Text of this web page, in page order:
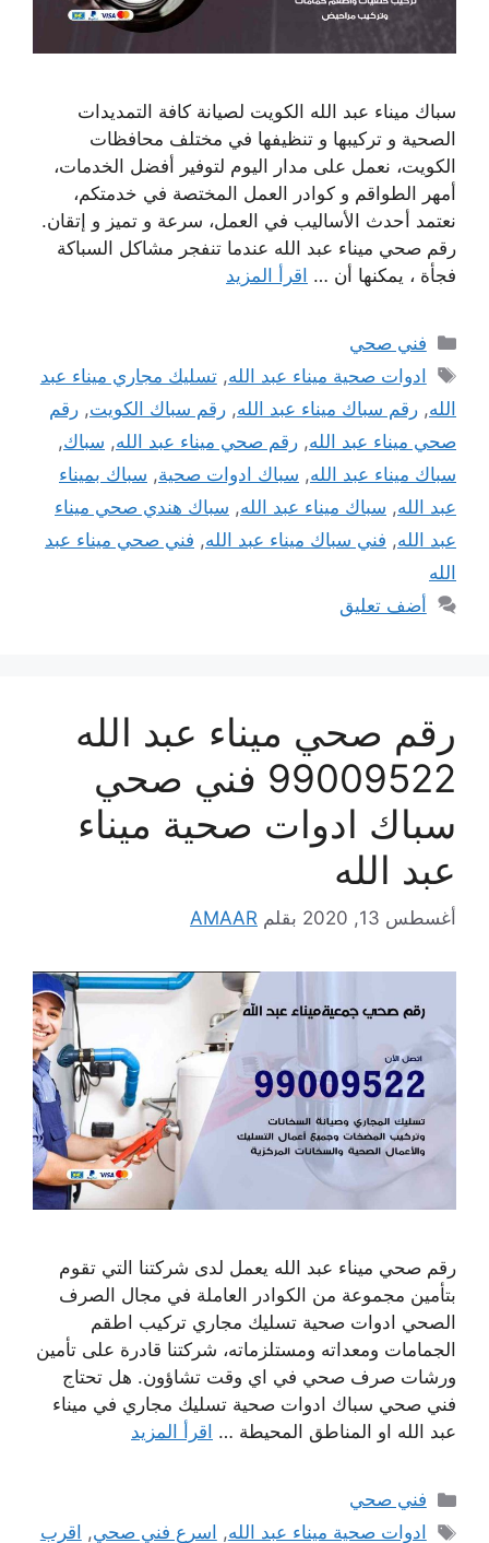
سباك ميناء عبد الله الكويت لصيانة كافة التمديدات
الصحية و تركيبها و تنظيفها في مختلف محافظات
الكويت، نعمل على مدار اليوم لتوفير أفضل الخدمات،
أمهر الطواقم و كوادر العمل المختصة في خدمتكم،
نعتمد أحدث الأساليب في العمل، سرعة و تميز و إتقان.
رقم صحي ميناء عبد الله عندما تنفجر مشاكل السباكة
فجأة ، يمكنها أن … اقرأ المزيد
التصنيفات
فني صحي
الوسوم
ادوات صحية ميناء عبد الله,تسليك مجاري ميناء عبد
الله, رقم سباك ميناء عبد الله, رقم سباك الكويت, رقم
صحي ميناء عبد الله, رقم صحي ميناء عبد الله, سباك,
سباك ميناء عبد الله, سباك ادوات صحية, سباك بميناء
عبد الله, سباك ميناء عبد الله, سباك هندي صحي ميناء
عبد الله, فني سباك ميناء عبد الله, فني صحي ميناء عبد
الله
أضف تعليق
رقم صحي ميناء عبد الله
99009522 فني صحي
سباك ادوات صحية ميناء
عبد الله
أغسطس 13, 2020 بقلم AMAAR
رقم صحي ميناء عبد الله يعمل لدى شركتنا التي تقوم
بتأمين مجموعة من الكوادر العاملة في مجال الصرف
الصحي ادوات صحية تسليك مجاري تركيب اطقم
الجمامات ومعداته ومستلزماته، شركتنا قادرة على تأمين
ورشات صرف صحي في اي وقت تشاؤون. هل تحتاج
فني صحي سباك ادوات صحية تسليك مجاري في ميناء
عبد الله او المناطق المحيطة … اقرأ المزيد
التصنيفات
فني صحي
الوسوم
ادوات صحية ميناء عبد الله, اسرع فني صحي, اقرب